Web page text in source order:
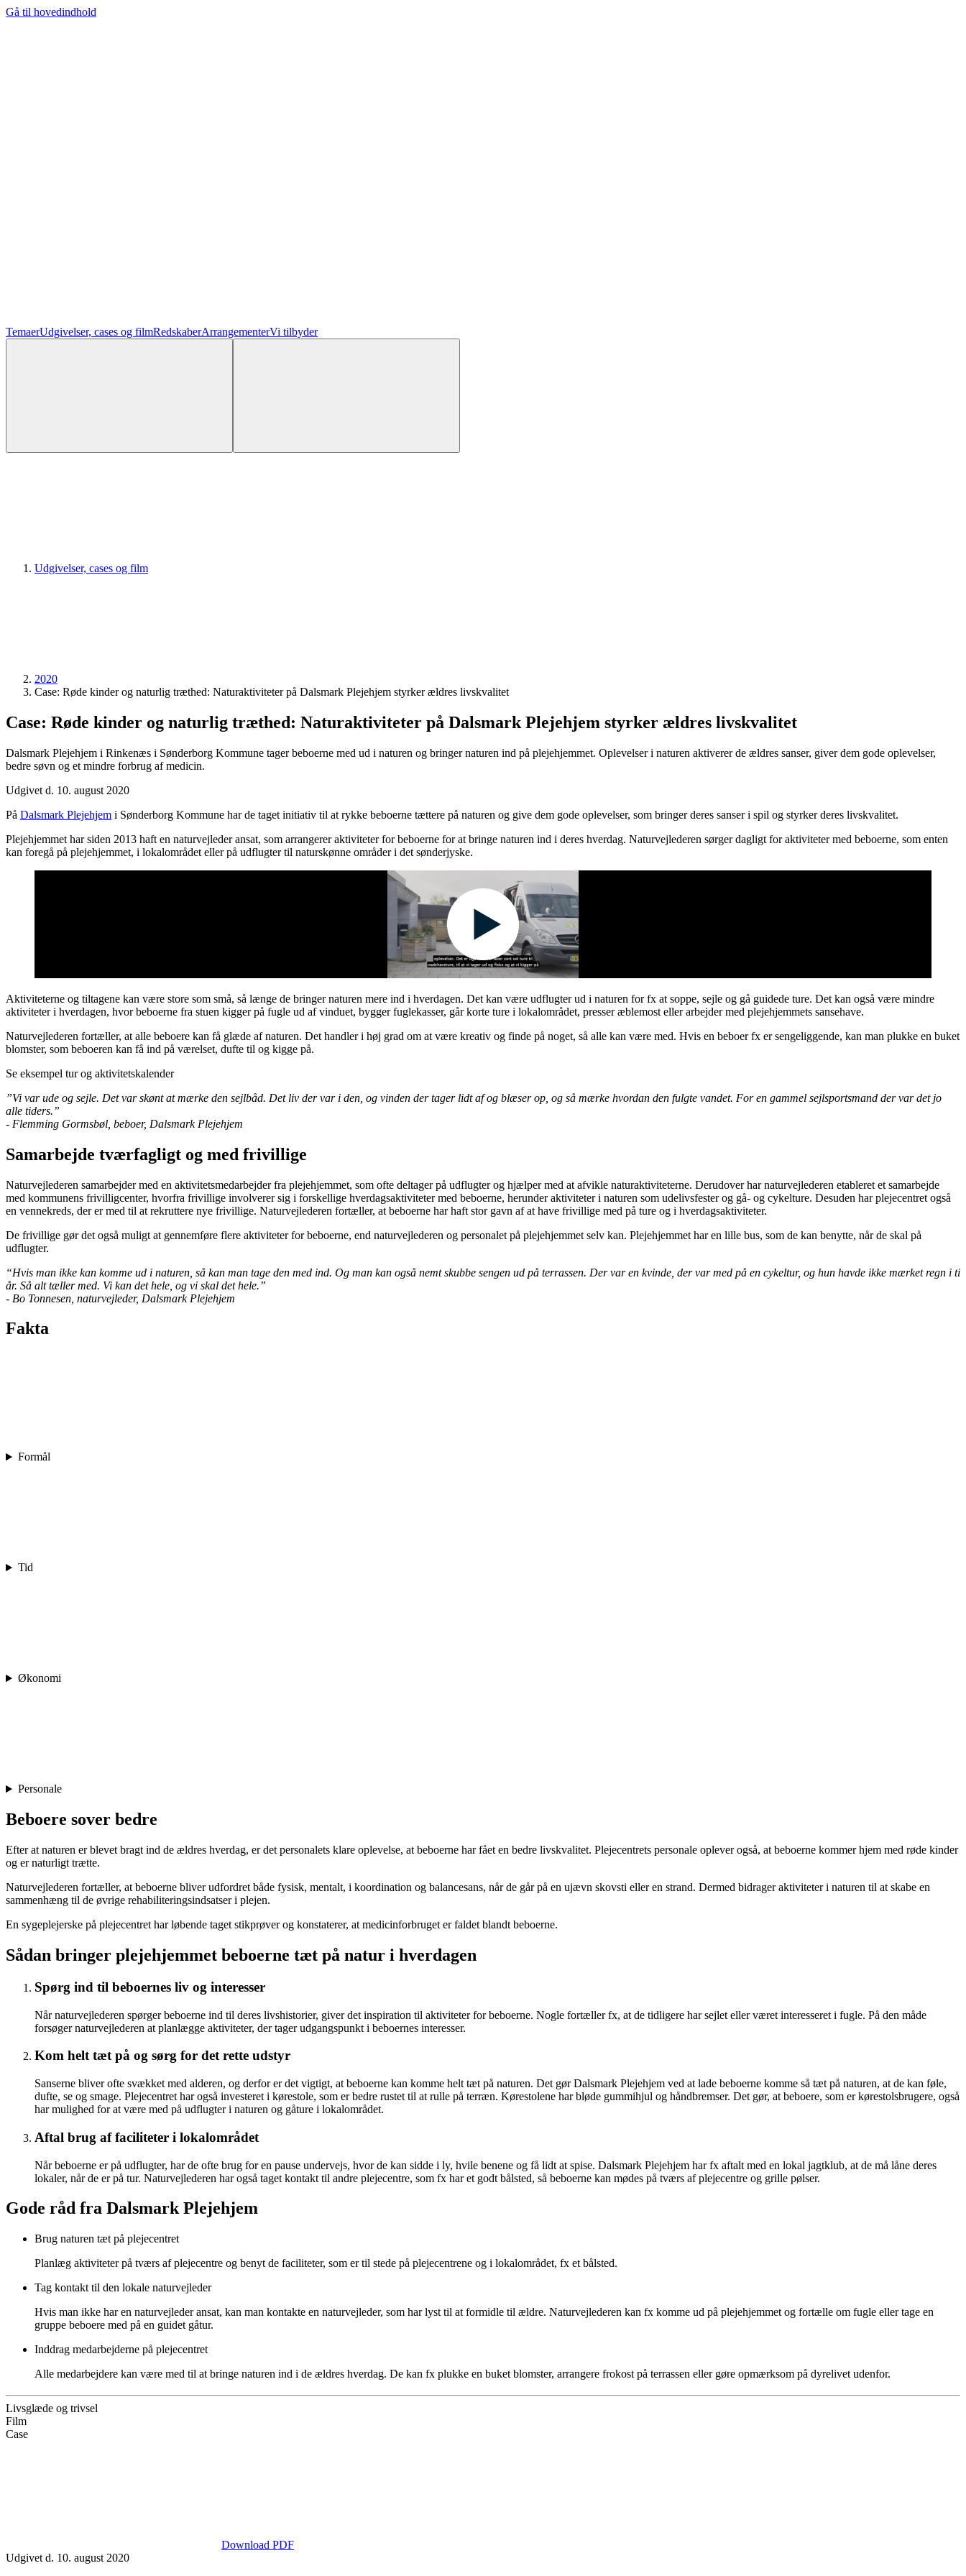
Gå til hovedindhold
TemaerUdgivelser, cases og filmRedskaberArrangementerVi tilbyder
Udgivelser, cases og film
2020
Case: Røde kinder og naturlig træthed: Naturaktiviteter på Dalsmark Plejehjem styrker ældres livskvalitet
Case: Røde kinder og naturlig træthed: Naturaktiviteter på Dalsmark Plejehjem styrker ældres livskvalitet
Dalsmark Plejehjem i Rinkenæs i Sønderborg Kommune tager beboerne med ud i naturen og bringer naturen ind på plejehjemmet. Oplevelser i naturen aktiverer de ældres sanser, giver dem gode oplevelser,
bedre søvn og et mindre forbrug af medicin.
Udgivet d. 10. august 2020
På Dalsmark Plejehjem i Sønderborg Kommune har de taget initiativ til at rykke beboerne tættere på naturen og give dem gode oplevelser, som bringer deres sanser i spil og styrker deres livskvalitet.
Plejehjemmet har siden 2013 haft en naturvejleder ansat, som arrangerer aktiviteter for beboerne for at bringe naturen ind i deres hverdag. Naturvejlederen sørger dagligt for aktiviteter med beboerne, som enten
kan foregå på plejehjemmet, i lokalområdet eller på udflugter til naturskønne områder i det sønderjyske.
Aktiviteterne og tiltagene kan være store som små, så længe de bringer naturen mere ind i hverdagen. Det kan være udflugter ud i naturen for fx at soppe, sejle og gå guidede ture. Det kan også være mindre
aktiviteter i hverdagen, hvor beboerne fra stuen kigger på fugle ud af vinduet, bygger fuglekasser, går korte ture i lokalområdet, presser æblemost eller arbejder med plejehjemmets sansehave.
Naturvejlederen fortæller, at alle beboere kan få glæde af naturen. Det handler i høj grad om at være kreativ og finde på noget, så alle kan være med. Hvis en beboer fx er sengeliggende, kan man plukke en buket
blomster, som beboeren kan få ind på værelset, dufte til og kigge på.
Se eksempel tur og aktivitetskalender
”Vi var ude og sejle. Det var skønt at mærke den sejlbåd. Det liv der var i den, og vinden der tager lidt af og blæser op, og så mærke hvordan den fulgte vandet. For en gammel sejlsportsmand der var det jo
alle tiders.”
- Flemming Gormsbøl, beboer, Dalsmark Plejehjem
Samarbejde tværfagligt og med frivillige
Naturvejlederen samarbejder med en aktivitetsmedarbejder fra plejehjemmet, som ofte deltager på udflugter og hjælper med at afvikle naturaktiviteterne. Derudover har naturvejlederen etableret et samarbejde
med kommunens frivilligcenter, hvorfra frivillige involverer sig i forskellige hverdagsaktiviteter med beboerne, herunder aktiviteter i naturen som udelivsfester og gå- og cykelture. Desuden har plejecentret også
en vennekreds, der er med til at rekruttere nye frivillige. Naturvejlederen fortæller, at beboerne har haft stor gavn af at have frivillige med på ture og i hverdagsaktiviteter.
De frivillige gør det også muligt at gennemføre flere aktiviteter for beboerne, end naturvejlederen og personalet på plejehjemmet selv kan. Plejehjemmet har en lille bus, som de kan benytte, når de skal på
udflugter.
“Hvis man ikke kan komme ud i naturen, så kan man tage den med ind. Og man kan også nemt skubbe sengen ud på terrassen. Der var en kvinde, der var med på en cykeltur, og hun havde ikke mærket regn i ti
år. Så alt tæller med. Vi kan det hele, og vi skal det hele.”
- Bo Tonnesen, naturvejleder, Dalsmark Plejehjem
Fakta
Formål
Tid
Økonomi
Personale
Beboere sover bedre
Efter at naturen er blevet bragt ind de ældres hverdag, er det personalets klare oplevelse, at beboerne har fået en bedre livskvalitet. Plejecentrets personale oplever også, at beboerne kommer hjem med røde kinder
og er naturligt trætte.
Naturvejlederen fortæller, at beboerne bliver udfordret både fysisk, mentalt, i koordination og balancesans, når de går på en ujævn skovsti eller en strand. Dermed bidrager aktiviteter i naturen til at skabe en
sammenhæng til de øvrige rehabiliteringsindsatser i plejen.
En sygeplejerske på plejecentret har løbende taget stikprøver og konstaterer, at medicinforbruget er faldet blandt beboerne.
Sådan bringer plejehjemmet beboerne tæt på natur i hverdagen
Spørg ind til beboernes liv og interesser
Når naturvejlederen spørger beboerne ind til deres livshistorier, giver det inspiration til aktiviteter for beboerne. Nogle fortæller fx, at de tidligere har sejlet eller været interesseret i fugle. På den måde
forsøger naturvejlederen at planlægge aktiviteter, der tager udgangspunkt i beboernes interesser.
Kom helt tæt på og sørg for det rette udstyr
Sanserne bliver ofte svækket med alderen, og derfor er det vigtigt, at beboerne kan komme helt tæt på naturen. Det gør Dalsmark Plejehjem ved at lade beboerne komme så tæt på naturen, at de kan føle,
dufte, se og smage. Plejecentret har også investeret i kørestole, som er bedre rustet til at rulle på terræn. Kørestolene har bløde gummihjul og håndbremser. Det gør, at beboere, som er kørestolsbrugere, også
har mulighed for at være med på udflugter i naturen og gåture i lokalområdet.
Aftal brug af faciliteter i lokalområdet
Når beboerne er på udflugter, har de ofte brug for en pause undervejs, hvor de kan sidde i ly, hvile benene og få lidt at spise. Dalsmark Plejehjem har fx aftalt med en lokal jagtklub, at de må låne deres
lokaler, når de er på tur. Naturvejlederen har også taget kontakt til andre plejecentre, som fx har et godt bålsted, så beboerne kan mødes på tværs af plejecentre og grille pølser.
Gode råd fra Dalsmark Plejehjem
Brug naturen tæt på plejecentret
Planlæg aktiviteter på tværs af plejecentre og benyt de faciliteter, som er til stede på plejecentrene og i lokalområdet, fx et bålsted.
Tag kontakt til den lokale naturvejleder
Hvis man ikke har en naturvejleder ansat, kan man kontakte en naturvejleder, som har lyst til at formidle til ældre. Naturvejlederen kan fx komme ud på plejehjemmet og fortælle om fugle eller tage en
gruppe beboere med på en guidet gåtur.
Inddrag medarbejderne på plejecentret
Alle medarbejdere kan være med til at bringe naturen ind i de ældres hverdag. De kan fx plukke en buket blomster, arrangere frokost på terrassen eller gøre opmærksom på dyrelivet udenfor.
Livsglæde og trivsel
Film
Case
Download PDF
Udgivet d. 10. august 2020